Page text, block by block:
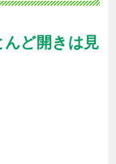
ど開きは見